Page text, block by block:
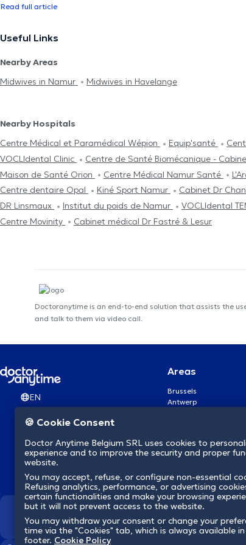
Read full article
Useful Links
Nearby Areas
Midwives in Namur
Midwives in Havelange
Nearby Hospitals
Centre Médical et Paramédical Wépion
Equip'santé
VOCLIdental Clinic
Centre de Santé Biomécanique -
Maison de Santé Orion
Centre Médical Namur Santé
Centre dentaire Opal
Kiné Sport Namur Cabinet Dr
DR Linsmaux
Institut du poids de Namur VOCLIdental
Centre Movinity
Cabinet médical Dr Fastré & Lesur
Doctoranytime is an end-to-end solution that assists the
and talk to them via video call.
EN
Areas
Brussels
Antwerp
Brugge
Namur
Mons
Aalst Flandre-
We
🍪 Cookie Consent
Doctor Anytime Belgium SRL uses cookies to
experience and to improve the security and proper
website.
You may accept, refuse, or configure non-essential
Refusing analytics, performance, or advertising
certain functionalities and make your browsing
but it will not prevent access to the website.
You may withdraw your consent or change your
time via the "Cookies" tab, which is always available
footer. Cookie Policy